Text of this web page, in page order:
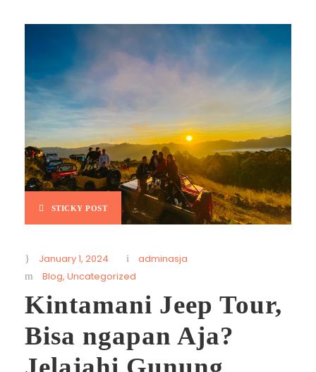
STICKY POST
January 1, 2024
adminasja
Blog, Uncategorized
Kintamani Jeep Tour,
Bisa ngapan Aja?